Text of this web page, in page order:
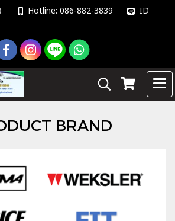
Hotline: 086-882-3839 ID
BRAND